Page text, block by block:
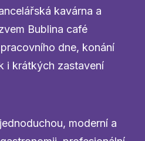
kavárna a
Bublina café
dne, konání
i krátkých zastavení
moderní a